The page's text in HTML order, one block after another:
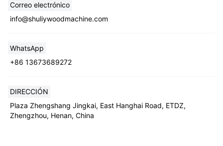
Correo electrónico
info@shuliywoodmachine.com
WhatsApp
+86 13673689272
DIRECCIÓN
Plaza Zhengshang Jingkai, East Hanghai Road, ETDZ,
Zhengzhou, Henan, China